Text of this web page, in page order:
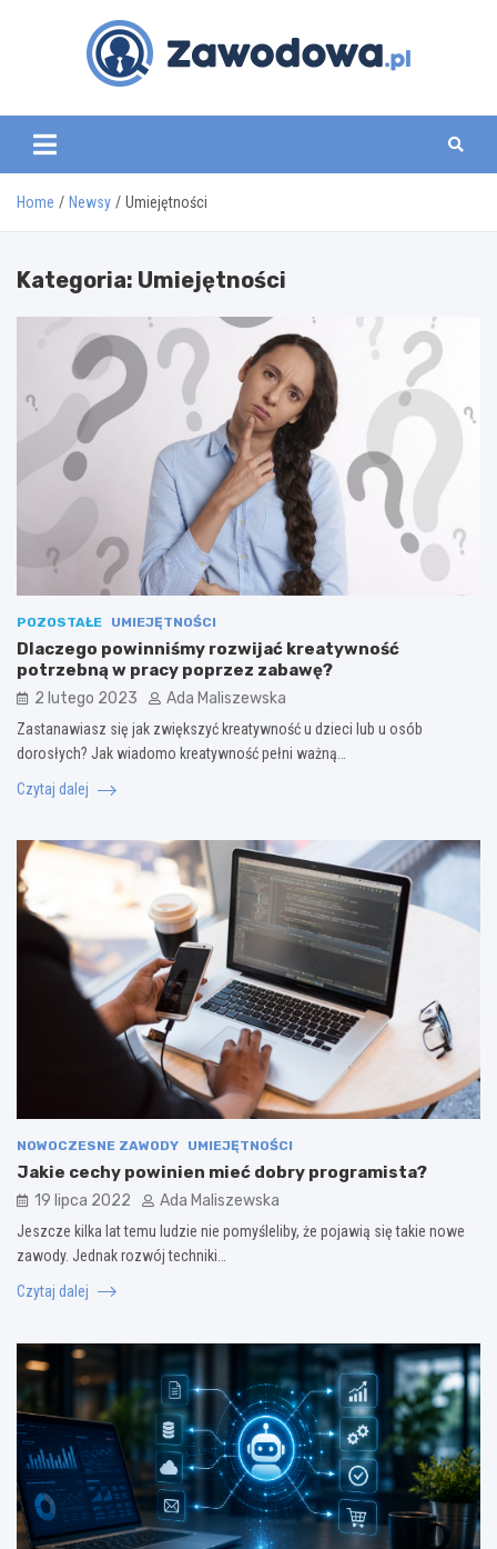
zawodowa.pl
Home Newsy Umiejętności
Kategoria: Umiejętności
POZOSTAŁE UMIEJĘTNOŚCI
Dlaczego powinniśmy rozwijać kreatywność
potrzebną w pracy poprzez zabawę?
2 lutego 2023 Ada Maliszewska
Zastanawiasz się jak zwiększyć kreatywność u dzieci lub u osób
dorosłych? Jak wiadomo kreatywność pełni ważną…
Czytaj dalej
NOWOCZESNE ZAWODY UMIEJĘTNOŚCI
Jakie cechy powinien mieć dobry programista?
19 lipca 2022 Ada Maliszewska
Jeszcze kilka lat temu ludzie nie pomyśleliby, że pojawią się takie nowe
zawody. Jednak rozwój techniki…
Czytaj dalej